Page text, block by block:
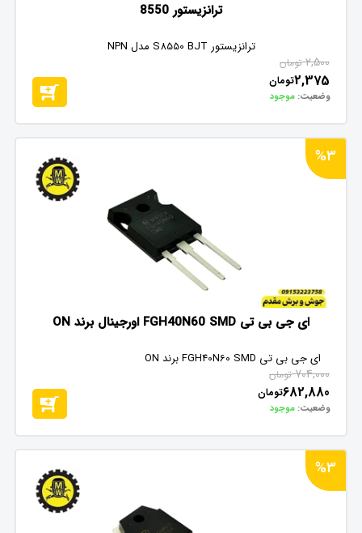
ترانزیستور 8550
ترانزیستور S8550 BJT مدل NPN
2,500 تومان
2,375تومان
وضعیت: موجود
%3
ای جی بی تی FGH40N60 SMD‌ اورجینال برند ON
ای جی بی تی FGH40N60 SMD‌ برند ON
704,000 تومان
682,880تومان
وضعیت: موجود
%3